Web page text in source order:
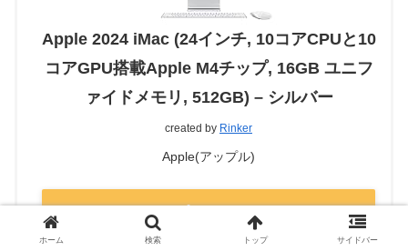
Apple 2024 iMac (24インチ, 10コアCPUと10
コアGPU搭載Apple M4チップ, 16GB ユニフ
ァイドメモリ, 512GB) – シルバー
created by Rinker
Apple(アップル)
Amazon
ホーム 検索 トップ サイドバー